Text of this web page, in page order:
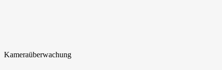
Kameraüberwachung